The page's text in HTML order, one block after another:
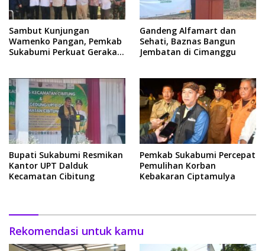
Sambut Kunjungan
Wamenko Pangan, Pemkab
Sukabumi Perkuat Gerakan
Gandeng Alfamart dan
Sehati, Baznas Bangun
Jembatan di Cimanggu
Bupati Sukabumi Resmikan
Kantor UPT Dalduk
Kecamatan Cibitung
Pemkab Sukabumi Percepat
Pemulihan Korban
Kebakaran Ciptamulya
Rekomendasi untuk kamu